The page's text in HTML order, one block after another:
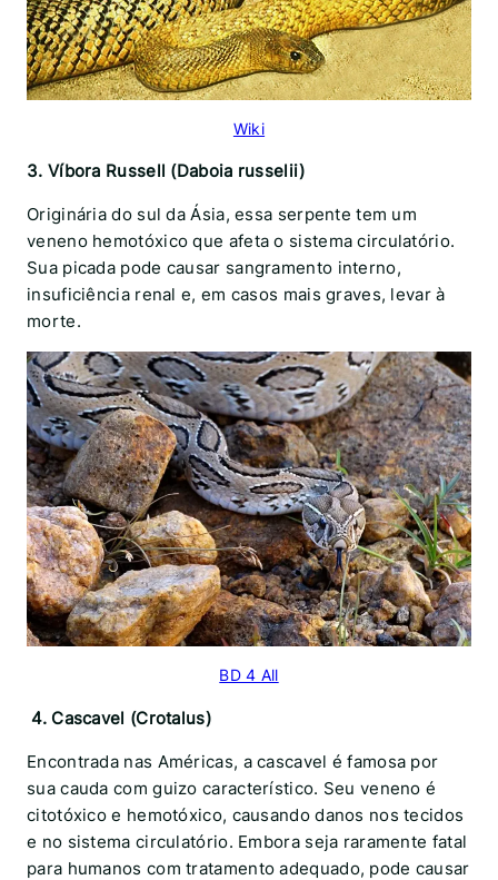
Wiki
3. Víbora Russell (Daboia russelii)
Originária do sul da Ásia, essa serpente tem um
veneno hemotóxico que afeta o sistema circulatório.
Sua picada pode causar sangramento interno,
insuficiência renal e, em casos mais graves, levar à
morte.
BD 4 All
4. Cascavel (Crotalus)
Encontrada nas Américas, a cascavel é famosa por
sua cauda com guizo característico. Seu veneno é
citotóxico e hemotóxico, causando danos nos tecidos
e no sistema circulatório. Embora seja raramente fatal
para humanos com tratamento adequado, pode causar